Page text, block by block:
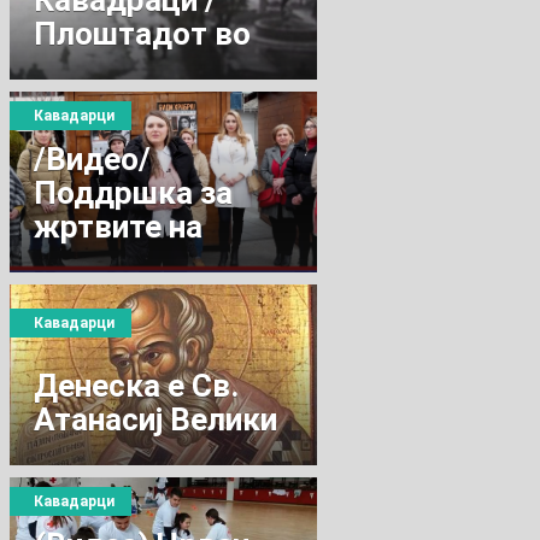
Плоштадот во
1953 година
/Видео/
Поддршка за
жртвите на
семејно
насилство...
Кавадарци
Денеска е Св.
Атанасиј Велики
Кавадарци
Кавадарци